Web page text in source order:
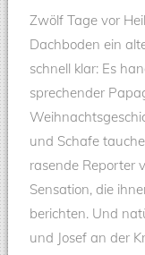
Zwölf Tage vor
Dachboden ein
schnell klar: Es
sprechender
und Schafe
rasende Reporter
Sensation, die
berichten. Und
und Josef an der